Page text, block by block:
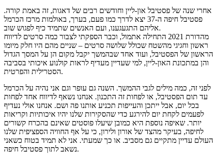
אחרי שנה של פסטיבל און-ליין וחודשים רבים של דאגות, זה באמת קורה.
פסטיבל חיפה ה-37 יצא לדרך כמו פעם, בערך, באולמות מרכז הכרמל
אליהם התגעגענו, ועם האנשים שתמיד כיף לפגוש שוב.
מהדורת 2021 התחילה אתמול, וכבר הספקתי לצבור כמה סרטים לדיווח
ראשון וחגיגי מהשטח שכולל שלושה סרטים – שניים מהם היו חלק מיומו
הראשון של הפסטיבל, ועוד אחד שבהמשך יקבל מקום הן על המסך הגדול
והן במתכונת האון-ליין, למי שעדיין מעדיף לראות קולנוע איכותי בסביבה
הסטרילית והפרטית.
לפני זה, כמה מילים לגבי ההמשך. השנה גם עופר וגם אני נהיה על הכרמל
עד תום הפסטיבל, או לפחות זה התכנון. אנחנו נשאף לדיווח אחד לפחות
בכל יום, אבל ייתכן והעייפות תכניע אותנו פה ושם. אנחנו אולי נעדיף
לפעמים לקחת יום להירגע כדי שהסקירות שלנו יהיו איכותיות וקריאות
יותר. שאיפה נוספת היא כמובן שיעלו פוסטים שאינם בהכרח קשורים
לחיפה, בעיקר מהצד של אורון ולירון, כי על אף החוויה הספציפית שלנו
העולם עדיין מתקיים גם מסביב. או כך שמעתי. אני לא תמיד בטוח כשאני
נשאב לתוך פסטיבל חיפה.